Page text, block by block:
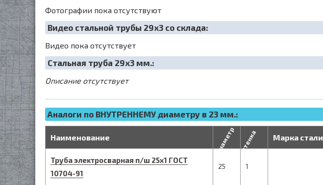
Фотографии пока отсутствуют
Видео стальной трубы 29х3 со склада:
Видео пока отсутствует
Cтальная труба 29х3 мм.:
Описание отсутствует
Аналоги по ВНУТРЕННЕМУ диаметру в 23 мм.:
Наименование диаметр стенка Марка стали
Труба электросварная п/ш 25х1 ГОСТ
10704-91
25 1